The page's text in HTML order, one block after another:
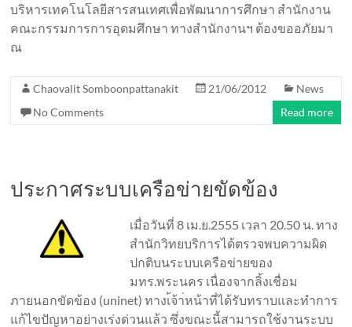
บริหารเทคโนโลยีสารสนเทศเพื่อพัฒนาการศึกษา สำนักงาน
คณะกรรมการการอุดมศึกษา ทางสำนักงานฯ ต้องขออภัยมา
ณ
Chaovalit Somboonpattanakit 21/06/2012
News
No Comments
Read more
ประกาศระบบเครือข่ายขัดข้อง
เมื่อวันที่ 8 เม.ย.2555 เวลา 20.50 น. ทาง
สำนักวิทยบริการได้ตรวจพบความผิด
ปกติบนระบบเครือข่ายของ
มทร.พระนคร เนื่องจากลิ้งเชื่อม
ภายนอกขัดข้อง (uninet) ทางเ้จ้า่หน้าที่ได้รับทราบและทำการ
แก้ไขปัญหาอย่างเร่งด่วนแล้ว ซึ่งขณะนี้สามารถใช้งานระบบ